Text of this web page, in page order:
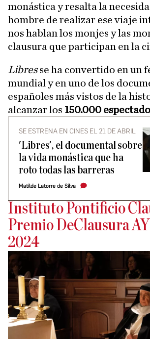
monástica y resalta la
hombre de realizar ese viaje
nos hablan los monjes y las
clausura que participan en la
Libresse ha convertido en un
mundial y en uno de los
españoles más vistos de la
alcanzar los 150.000
SE ESTRENA EN CINES EL 21 DE ABRIL
'Libres', el documental sobre
la vida monástica que ha
roto todas las barreras
Matilde Latorre de Silva
Instituto Pontificio
Premio DeClausura
2024